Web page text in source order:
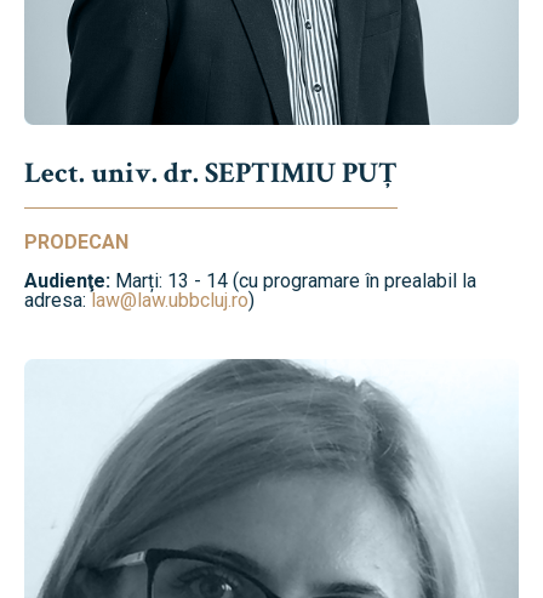
Lect. univ. dr. SEPTIMIU PUȚ
PRODECAN
Audienţe: Marți: 13 - 14 (cu programare în prealabil la
adresa:law@law.ubbcluj.ro)